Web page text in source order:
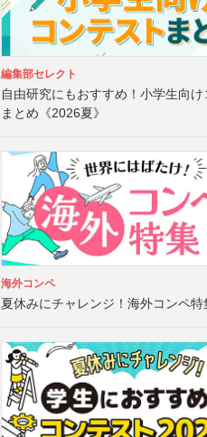
編集部セレクト
自由研究にもおすすめ！小学生向け
まとめ《2026夏》
海外コンペ
夏休みにチャレンジ！海外コンペ特